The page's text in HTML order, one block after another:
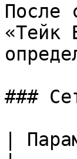
После
«Тейк
###
|